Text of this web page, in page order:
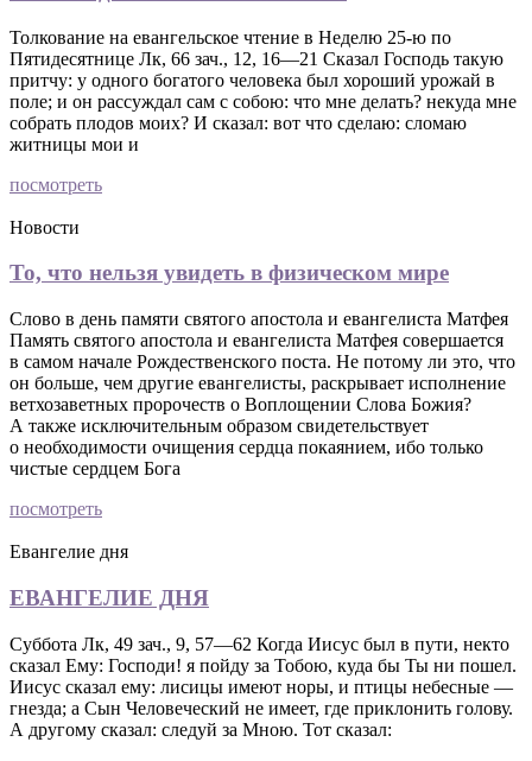
Толкование на евангельское чтение в Неделю 25-ю по
Пятидесятнице Лк, 66 зач., 12, 16—21 Сказал Господь такую
притчу: у одного богатого человека был хороший урожай в
поле; и он рассуждал сам с собою: что мне делать? некуда мне
собрать плодов моих? И сказал: вот что сделаю: сломаю
житницы мои и
посмотреть
Новости
То, что нельзя увидеть в физическом мире
Слово в день памяти святого апостола и евангелиста Матфея
Память святого апостола и евангелиста Матфея совершается
в самом начале Рождественского поста. Не потому ли это, что
он больше, чем другие евангелисты, раскрывает исполнение
ветхозаветных пророчеств о Воплощении Слова Божия?
А также исключительным образом свидетельствует
о необходимости очищения сердца покаянием, ибо только
чистые сердцем Бога
посмотреть
Евангелие дня
ЕВАНГЕЛИЕ ДНЯ
Суббота Лк, 49 зач., 9, 57—62 Когда Иисус был в пути, некто
сказал Ему: Господи! я пойду за Тобою, куда бы Ты ни пошел.
Иисус сказал ему: лисицы имеют норы, и птицы небесные —
гнезда; а Сын Человеческий не имеет, где приклонить голову.
А другому сказал: следуй за Мною. Тот сказал: